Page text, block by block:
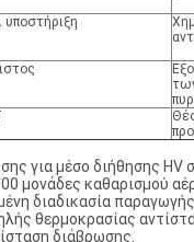
υποστήριξη
για μέσο διήθησης HV
μονάδες καθαρισμού
διαδικασία
θερμοκρασίας
διάβρωσης.